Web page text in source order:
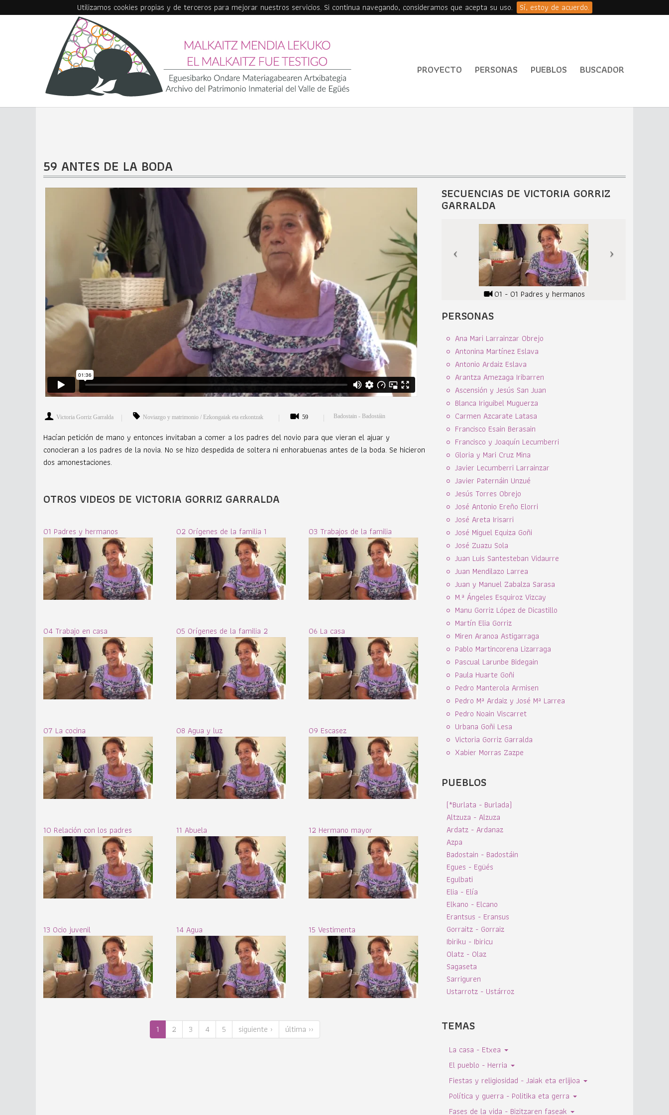
Utilizamos cookies propias y de terceros para mejorar nuestros servicios. Si continua navegando, consideramos que acepta su uso.
Sí, estoy de acuerdo.
PROYECTO PERSONAS PUEBLOS BUSCADOR
59 ANTES DE LA BODA
Victoria Gorriz Garralda Noviazgo y matrimonio / Ezkongaiak eta ezkontzak 59 Badostain - Badostáin
Hacían petición de mano y entonces invitaban a comer a los padres del novio para que vieran el ajuar y
conocieran a los padres de la novia. No se hizo despedida de soltera ni enhorabuenas antes de la boda. Se hicieron
dos amonestaciones.
OTROS VIDEOS DE VICTORIA GORRIZ GARRALDA
01 Padres y hermanos 02 Orígenes de la familia 1 03 Trabajos de la familia
04 Trabajo en casa 05 Orígenes de la familia 2 06 La casa
07 La cocina 08 Agua y luz 09 Escasez
10 Relación con los padres 11 Abuela 12 Hermano mayor
13 Ocio juvenil 14 Agua 15 Vestimenta
1 2 3 4 5 siguiente › última ››
SECUENCIAS DE VICTORIA GORRIZ
GARRALDA
01 - 01 Padres y hermanos
PERSONAS
Ana Mari Larrainzar Obrejo
Antonina Martínez Eslava
Antonio Ardaiz Eslava
Arantza Amezaga Iribarren
Ascensión y Jesús San Juan
Blanca Iriguibel Muguerza
Carmen Azcarate Latasa
Francisco Esain Berasain
Francisco y Joaquín Lecumberri
Gloria y Mari Cruz Mina
Javier Lecumberri Larrainzar
Javier Paternáin Unzué
Jesús Torres Obrejo
José Antonio Ereño Elorri
José Areta Irisarri
José Miguel Equiza Goñi
José Zuazu Sola
Juan Luis Santesteban Vidaurre
Juan Mendilazo Larrea
Juan y Manuel Zabalza Sarasa
M.ª Ángeles Esquiroz Vizcay
Manu Gorriz López de Dicastillo
Martín Elia Gorriz
Miren Aranoa Astigarraga
Pablo Martincorena Lizarraga
Pascual Larunbe Bidegain
Paula Huarte Goñi
Pedro Manterola Armisen
Pedro Mª Ardaiz y José Mª Larrea
Pedro Noain Viscarret
Urbana Goñi Lesa
Victoria Gorriz Garralda
Xabier Morras Zazpe
PUEBLOS
(*Burlata - Burlada)
Altzuza - Alzuza
Ardatz - Ardanaz
Azpa
Badostain - Badostáin
Egues - Egüés
Egulbati
Elia - Elía
Elkano - Elcano
Erantsus - Eransus
Gorraitz - Gorraiz
Ibiriku - Ibiricu
Olatz - Olaz
Sagaseta
Sarriguren
Ustarrotz - Ustárroz
TEMAS
La casa - Etxea
El pueblo - Herria
Fiestas y religiosidad - Jaiak eta erlijioa
Política y guerra - Politika eta gerra
Fases de la vida - Bizitzaren faseak